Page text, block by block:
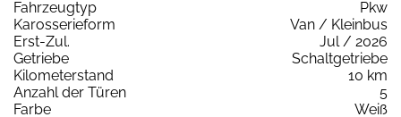
Fahrzeugtyp
Pkw
Karosserieform
Van / Kleinbus
Erst-Zul.
Jul / 2026
Getriebe
Schaltgetriebe
Kilometerstand
10 km
Anzahl der Türen
5
Farbe
Weiß